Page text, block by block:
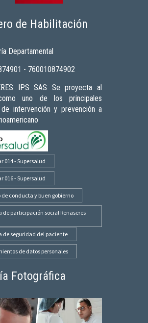
de Habilitación
Departamental
- 760010874902
IPS SAS Se proyecta al
uno de los principales
intervención y prevención a
014 - Supersalud
016 - Supersalud
de conducta y buen gobierno
de participación social Renaseres
de seguridad del paciente
de datos personales
Fotográfica